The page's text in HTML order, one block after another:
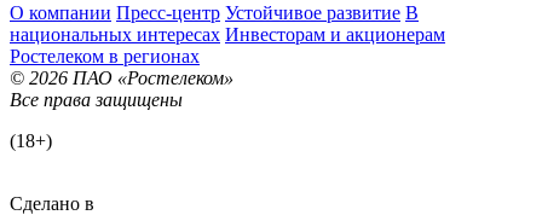
О компании Пресс-центр Устойчивое развитие В
национальных интересах Инвесторам и акционерам
Ростелеком в регионах
© 2026 ПАО «Ростелеком»
Все права защищены
(18+)
Сделано в